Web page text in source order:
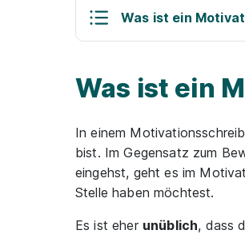
Was ist ein
Was ist ein
In einem
bist. Im Gegensatz zum
eingehst, geht es im
Stelle haben möchtest.
Es ist eher unüblich, dass